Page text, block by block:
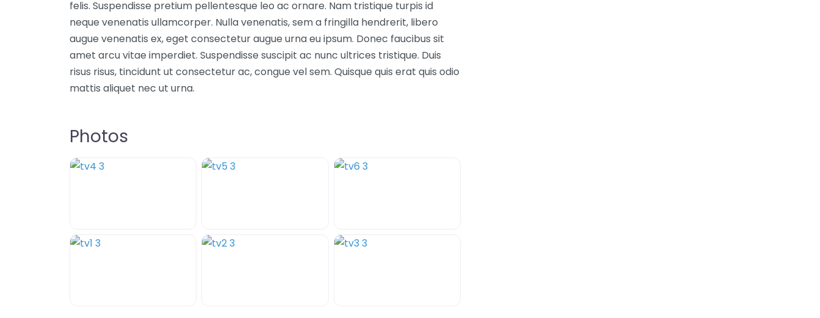
felis. Suspendisse pretium pellentesque leo ac ornare. Nam tristique turpis id
neque venenatis ullamcorper. Nulla venenatis, sem a fringilla hendrerit, libero
augue venenatis ex, eget consectetur augue urna eu ipsum. Donec faucibus sit
amet arcu vitae imperdiet. Suspendisse suscipit ac nunc ultrices tristique. Duis
risus risus, tincidunt ut consectetur ac, congue vel sem. Quisque quis erat quis odio
mattis aliquet nec ut urna.
Photos